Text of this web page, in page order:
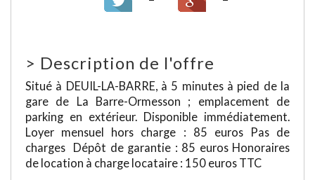
> Description de l'offre
Situé à DEUIL-LA-BARRE, à 5 minutes à pied de la
gare de La Barre-Ormesson ; emplacement de
parking en extérieur. Disponible immédiatement.
Loyer mensuel hors charge : 85 euros Pas de
charges Dépôt de garantie : 85 euros Honoraires
de location à charge locataire : 150 euros TTC